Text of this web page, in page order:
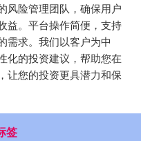
风险管理团队，确保用户
益。平台操作简便，支持
需求。我们以客户为中
化的投资建议，帮助您在
让您的投资更具潜力和保
签